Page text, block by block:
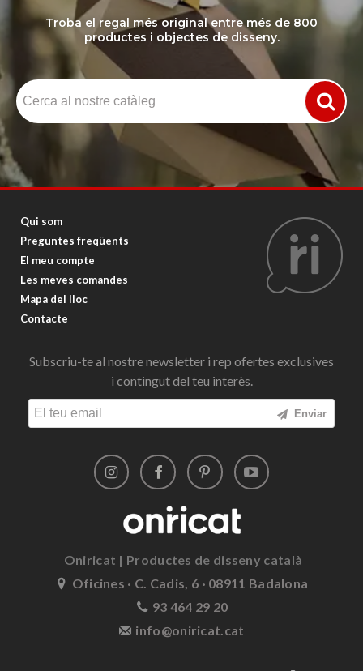
Troba el regal més original entre més de 800
productes i objectes de disseny.
Qui som
Preguntes freqüents
El meu compte
Les meves comandes
Mapa del lloc
Contacte
Subscriu-te al nostre newsletter i rep ofertes exclusives
i contingut del teu interès.
Enviar
Oniricat | Productes de disseny català
Oficines · C. Cadis, 6 · 08911 Badalona
93 464 29 20
info@oniricat.cat